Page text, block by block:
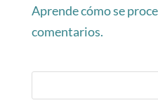
Aprende cómo se
comentarios.